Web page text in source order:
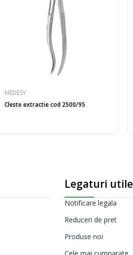
MEDESY
Cleste extractie cod 2500/95
Legaturi utile
Notificare legala
Reduceri de pret
Produse noi